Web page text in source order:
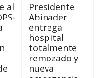
al
Presidente
Abinader
entrega
hospital
totalmente
remozado y
nueva